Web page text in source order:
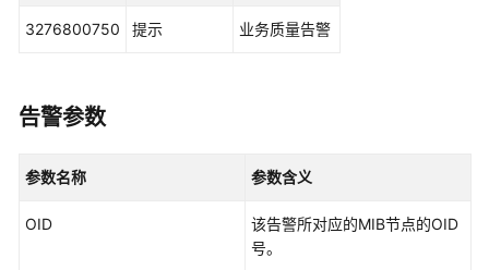
案
为
APP
华
3276800750 提示 业务质量告警
告警参数
参数名称 参数含义
OID
该告警所对应的MIB节点的OID
号。